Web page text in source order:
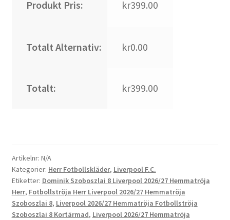
Produkt Pris: kr399.00
Totalt Alternativ: kr0.00
Totalt: kr399.00
Artikelnr: N/A
Kategorier: Herr Fotbollskläder, Liverpool F.C.
Etiketter: Dominik Szoboszlai 8 Liverpool 2026/27 Hemmatröja
Herr, Fotbollströja Herr Liverpool 2026/27 Hemmatröja
Szoboszlai 8, Liverpool 2026/27 Hemmatröja Fotbollströja
Szoboszlai 8 Kortärmad, Liverpool 2026/27 Hemmatröja